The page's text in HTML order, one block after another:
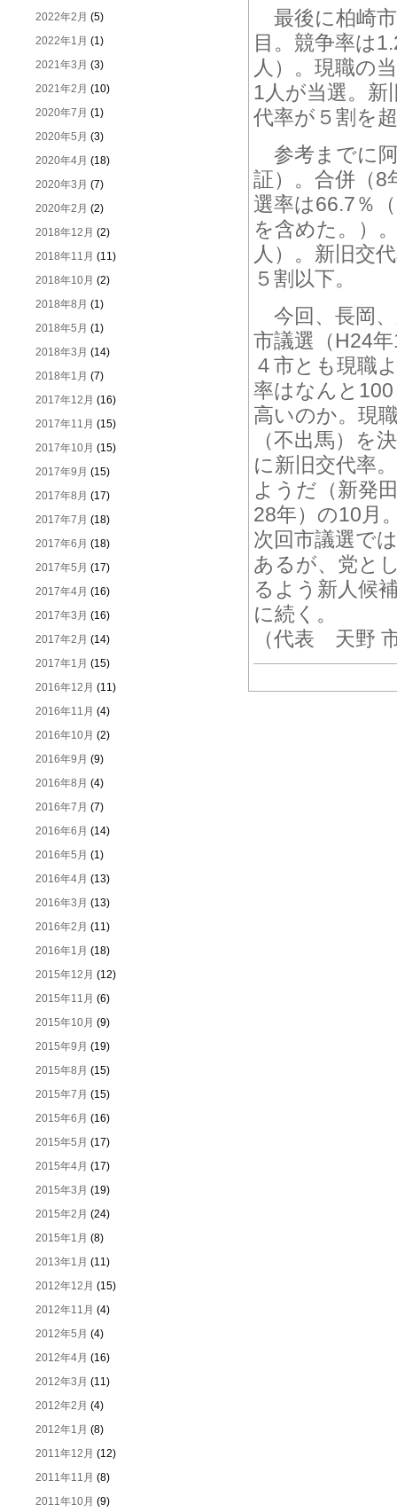
2022年2月 (5)
2022年1月 (1)
2021年3月 (3)
2021年2月 (10)
2020年7月 (1)
2020年5月 (3)
2020年4月 (18)
2020年3月 (7)
2020年2月 (2)
2018年12月 (2)
2018年11月 (11)
2018年10月 (2)
2018年8月 (1)
2018年5月 (1)
2018年3月 (14)
2018年1月 (7)
2017年12月 (16)
2017年11月 (15)
2017年10月 (15)
2017年9月 (15)
2017年8月 (17)
2017年7月 (18)
2017年6月 (18)
2017年5月 (17)
2017年4月 (16)
2017年3月 (16)
2017年2月 (14)
2017年1月 (15)
2016年12月 (11)
2016年11月 (4)
2016年10月 (2)
2016年9月 (9)
2016年8月 (4)
2016年7月 (7)
2016年6月 (14)
2016年5月 (1)
2016年4月 (13)
2016年3月 (13)
2016年2月 (11)
2016年1月 (18)
2015年12月 (12)
2015年11月 (6)
2015年10月 (9)
2015年9月 (19)
2015年8月 (15)
2015年7月 (15)
2015年6月 (16)
2015年5月 (17)
2015年4月 (17)
2015年3月 (19)
2015年2月 (24)
2015年1月 (8)
2013年1月 (11)
2012年12月 (15)
2012年11月 (4)
2012年5月 (4)
2012年4月 (16)
2012年3月 (11)
2012年2月 (4)
2012年1月 (8)
2011年12月 (12)
2011年11月 (8)
2011年10月 (9)
最後に柏崎
目。競争率は
人）。現職の
1人が当選。新
代率が５割を
参考までに
証）。合併（8
選率は66.7％
を含めた。）
人）。新旧交
５割以下。
今回、長岡、
市議選（H24
４市とも現職
率はなんと
高いのか。現
（不出馬）を
に新旧交代率
ようだ（新発
28年）の10月
次回市議選で
あるが、党と
るよう新人候
に続く。
（代表 天野